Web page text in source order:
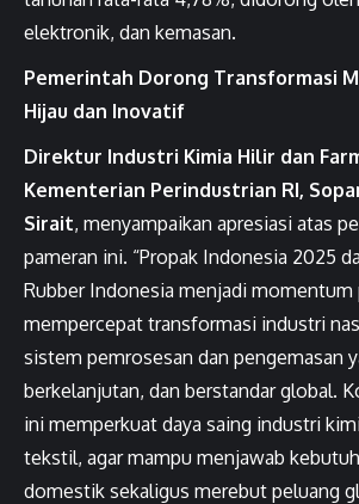
elektronik, dan kemasan.
Pemerintah Dorong Transformasi
Hijau dan Inovatif
Direktur Industri Kimia Hilir dan
Kementerian Perindustrian RI,
Sirait, menyampaikan apresiasi atas
pameran ini. “Propak Indonesia 2025
Rubber Indonesia menjadi
mempercepat transformasi industri
sistem pemrosesan dan pengemasan
berkelanjutan, dan berstandar global.
ini memperkuat daya saing industri
tekstil, agar mampu menjawab
domestik sekaligus merebut peluang